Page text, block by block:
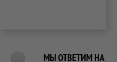
МЫ ОТВЕТИМ НА